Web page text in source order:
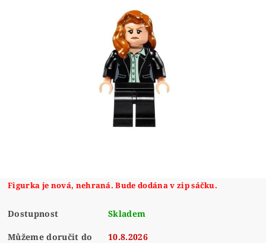
Figurka je nová, nehraná. Bude dodána v zip sáčku.
Dostupnost Skladem
Můžeme doručit do 10.8.2026